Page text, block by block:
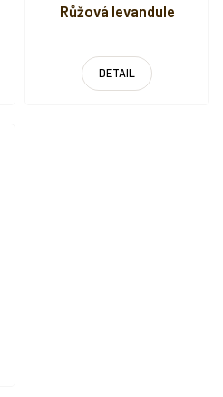
Růžová levandule
DETAIL